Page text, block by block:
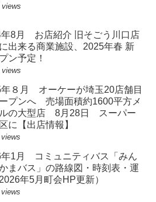
views
年8月 お店紹介 旧そごう川口店
出来る商業施設、2025年春 新
ン予定！
views
年８月 オーケーが埼玉20店舗目
プンへ 売場面積約1600平方メ
の大型店 8月28日 スーパー
に【出店情報】
views
年1月 コミュニティバス「みん
まバス」の路線図・時刻表・運
年5月町会HP更新）
views